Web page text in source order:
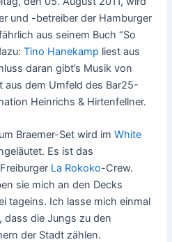
und -betreiber der Hamburger
aus seinem Buch “So
Tino Hanekamp liest aus
daran gibt’s Musik von
aus dem Umfeld des Bar25-
Heinrichs & Hirtenfellner.
Braemer-Set wird imWhite
Es ist das
La Rokoko-Crew.
sie mich an den Decks
tageins. Ich lasse mich einmal
dass die Jungs zu den
der Stadt zählen.